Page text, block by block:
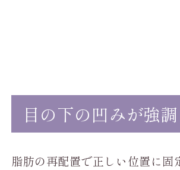
目の下の凹みが強
脂肪の再配置で正しい位置に固